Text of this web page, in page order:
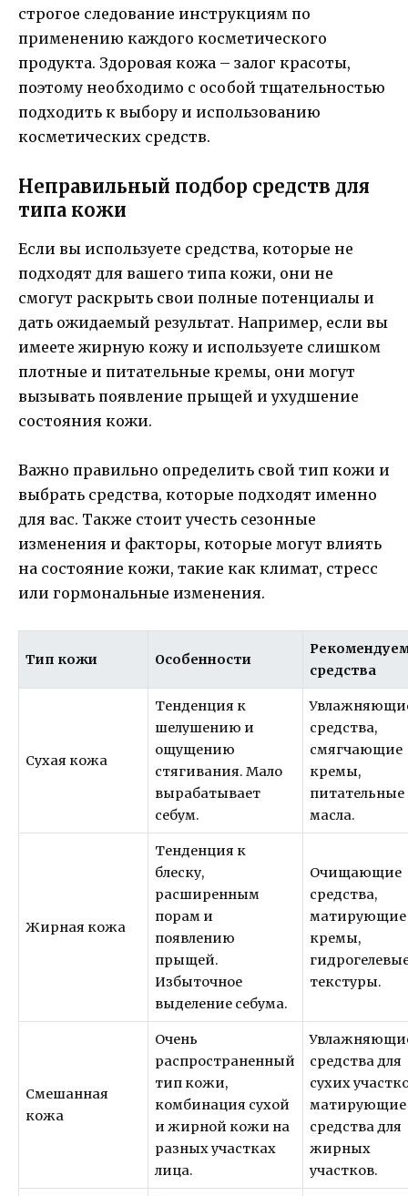
строгое следование инструкциям по
применению каждого косметического
продукта. Здоровая кожа – залог красоты,
поэтому необходимо с особой тщательностью
подходить к выбору и использованию
косметических средств.
Неправильный подбор средств для
типа кожи
Если вы используете средства, которые не
подходят для вашего типа кожи, они не
смогут раскрыть свои полные потенциалы и
дать ожидаемый результат. Например, если вы
имеете жирную кожу и используете слишком
плотные и питательные кремы, они могут
вызывать появление прыщей и ухудшение
состояния кожи.
Важно правильно определить свой тип кожи и
выбрать средства, которые подходят именно
для вас. Также стоит учесть сезонные
изменения и факторы, которые могут влиять
на состояние кожи, такие как климат, стресс
или гормональные изменения.
Тип кожи Особенности
средства
Сухая кожа
Тенденция к
шелушению и
ощущению
стягивания. Мало
вырабатывает
себум.
средства,
смягчающие
кремы,
питательные
масла.
Жирная кожа
Тенденция к
блеску,
расширенным
порам и
появлению
прыщей.
Избыточное
выделение себума.
Очищающие
средства,
матирующие
кремы,
текстуры.
Смешанная
кожа
Очень
распространенный
тип кожи,
комбинация сухой
и жирной кожи на
разных участках
лица.
средства для
сухих
матирующие
средства для
жирных
участков.